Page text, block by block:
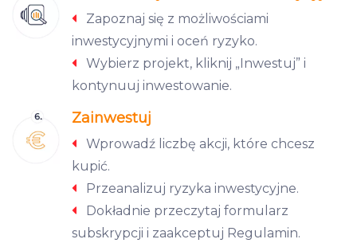
Zapoznaj się z możliwościami
inwestycyjnymi i oceń ryzyko.
Wybierz projekt, kliknij „Inwestuj” i
kontynuuj inwestowanie.
Zainwestuj
Wprowadź liczbę akcji, które chcesz
kupić.
Przeanalizuj ryzyka inwestycyjne.
Dokładnie przeczytaj formularz
subskrypcji i zaakceptuj Regulamin.